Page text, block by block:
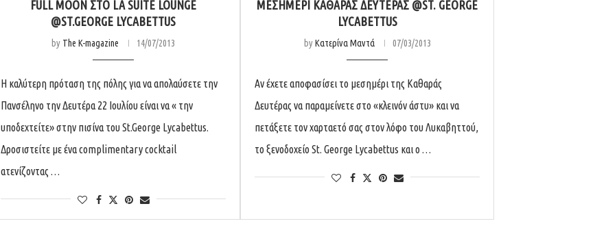
FULL MOON ΣΤΟ LA SUITE LOUNGE
@ST.GEORGE LYCABETTUS
by The K-magazine 14/07/2013
H καλύτερη πρόταση της πόλης για να απολαύσετε την
Πανσέληνο την Δευτέρα 22 Ιουλίου είναι να « την
υποδεχτείτε» στην πισίνα του St.George Lycabettus.
Δροσιστείτε με ένα complimentary cocktail
ατενίζοντας …
ΜΕΣΗΜΈΡΙ ΚΑΘΑΡΆΣ ΔΕΥΤΈΡΑΣ @ST. GEORGE
LYCABETTUS
byΚατερίνα Μαντά 07/03/2013
Αν έχετε αποφασίσει το μεσημέρι της Καθαράς
Δευτέρας να παραμείνετε στο «κλεινόν άστυ» και να
πετάξετε τον χαρταετό σας στον λόφο του Λυκαβηττού,
το ξενοδοχείο St. George Lycabettus και ο …